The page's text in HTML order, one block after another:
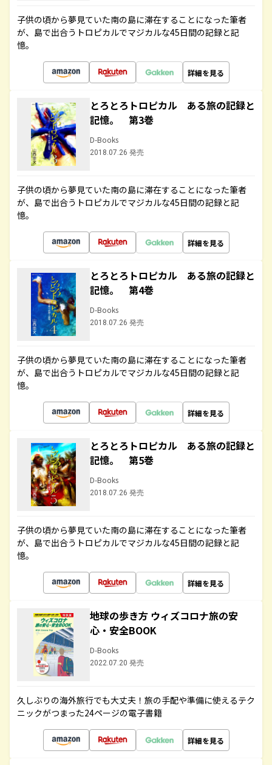
子供の頃から夢見ていた南の島に滞在することになった筆者
が、島で出合うトロピカルでマジカルな45日間の記録と記
憶。
詳細を見る
とろとろトロピカル ある旅の記録と
記憶。 第3巻
D-Books
2018.07.26 発売
子供の頃から夢見ていた南の島に滞在することになった筆者
が、島で出合うトロピカルでマジカルな45日間の記録と記
憶。
詳細を見る
とろとろトロピカル ある旅の記録と
記憶。 第4巻
D-Books
2018.07.26 発売
子供の頃から夢見ていた南の島に滞在することになった筆者
が、島で出合うトロピカルでマジカルな45日間の記録と記
憶。
詳細を見る
とろとろトロピカル ある旅の記録と
記憶。 第5巻
D-Books
2018.07.26 発売
子供の頃から夢見ていた南の島に滞在することになった筆者
が、島で出合うトロピカルでマジカルな45日間の記録と記
憶。
詳細を見る
地球の歩き方 ウィズコロナ旅の安
心・安全BOOK
D-Books
2022.07.20 発売
久しぶりの海外旅行でも大丈夫！旅の手配や準備に使えるテク
ニックがつまった24ページの電子書籍
詳細を見る